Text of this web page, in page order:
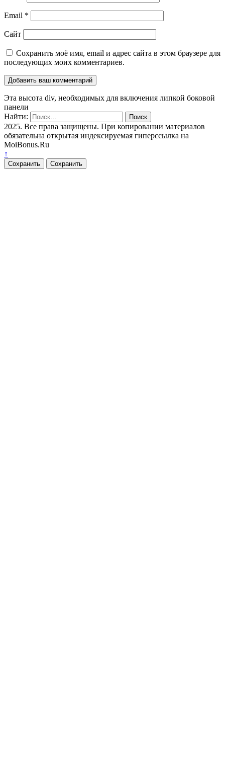
Email *
Сайт
Сохранить моё имя, email и адрес сайта в этом браузере для
последующих моих комментариев.
Эта высота div, необходимых для включения липкой боковой
панели
Найти:
2025. Все права защищены. При копировании материалов
обязательна открытая индексируемая гиперссылка на
MoiBonus.Ru
↑